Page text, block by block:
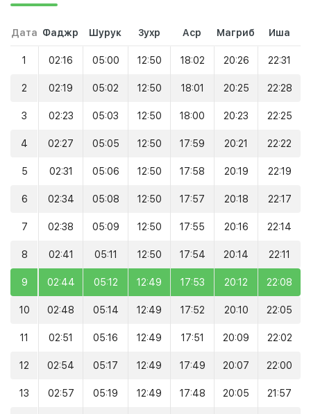
Дата Фаджр Шурук Зухр Аср Магриб Иша
1 02:16 05:00 12:50 18:02 20:26 22:31
2 02:19 05:02 12:50 18:01 20:25 22:28
3 02:23 05:03 12:50 18:00 20:23 22:25
4 02:27 05:05 12:50 17:59 20:21 22:22
5 02:31 05:06 12:50 17:58 20:19 22:19
6 02:34 05:08 12:50 17:57 20:18 22:17
7 02:38 05:09 12:50 17:55 20:16 22:14
8 02:41 05:11 12:50 17:54 20:14 22:11
9 02:44 05:12 12:49 17:53 20:12 22:08
10 02:48 05:14 12:49 17:52 20:10 22:05
11 02:51 05:16 12:49 17:51 20:09 22:02
12 02:54 05:17 12:49 17:49 20:07 22:00
13 02:57 05:19 12:49 17:48 20:05 21:57